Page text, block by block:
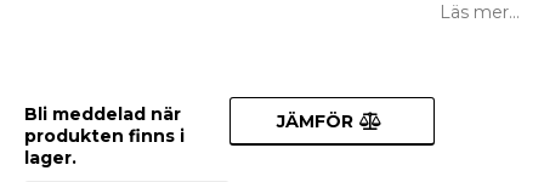
Läs mer...
Bli meddelad när
produkten finns i
lager.
JÄMFÖR